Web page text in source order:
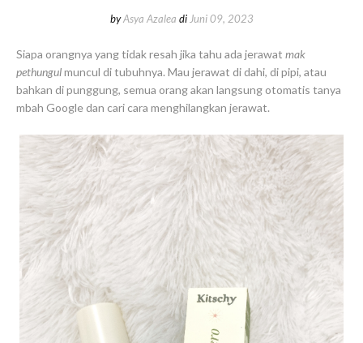
by Asya Azalea diJuni 09, 2023
Siapa orangnya yang tidak resah jika tahu ada jerawat mak
pethungulmuncul di tubuhnya. Mau jerawat di dahi, di pipi, atau
bahkan di punggung, semua orang akan langsung otomatis tanya
mbah Google dan cari cara menghilangkan jerawat.